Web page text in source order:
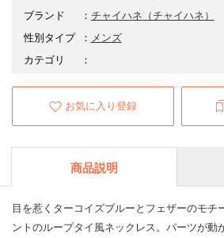
ブランド
： チャイハネ （チャイハネ）
性別タイプ
： メンズ
カテゴリ
：
お気に入り登録
商品説明
目を惹くターコイズブルーとフェザーのモチ
ントのループタイ風ネックレス。パーツが動